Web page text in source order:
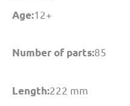
Age:12+
Number of parts:85
Length:222 mm